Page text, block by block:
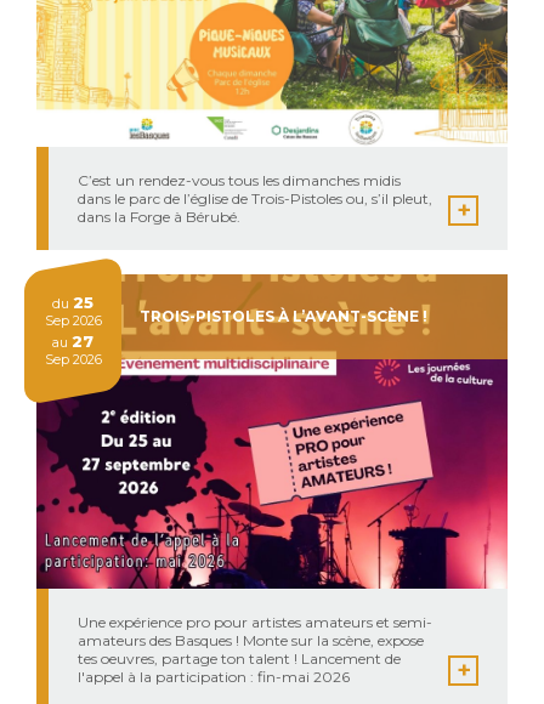
C’est un rendez-vous tous les dimanches midis
dans le parc de l’église de Trois-Pistoles ou, s’il pleut,
dans la Forge à Bérubé.
TROIS-PISTOLES À L’AVANT-SCÈNE !
du 25
Sep 2026
au 27
Sep 2026
Une expérience pro pour artistes amateurs et semi-
amateurs des Basques ! Monte sur la scène, expose
tes oeuvres, partage ton talent ! Lancement de
l'appel à la participation : fin-mai 2026